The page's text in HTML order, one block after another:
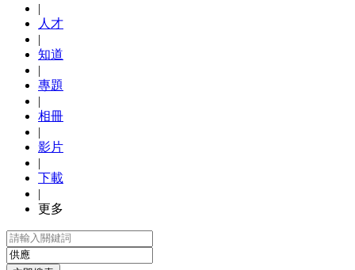
|
人才
|
知道
|
專題
|
相冊
|
影片
|
下載
|
更多